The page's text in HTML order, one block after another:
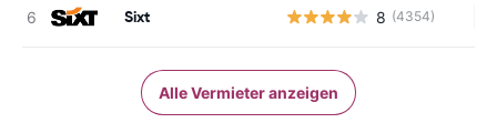
Sixt 8 (4354)
Alle Vermieter anzeigen